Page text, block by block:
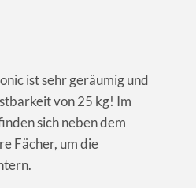
ist sehr geräumig und
von 25 kg! Im
sich neben dem
Fächer, um die